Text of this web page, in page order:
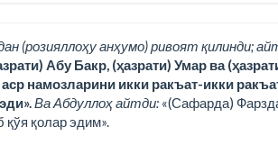
(розияллоҳу анҳумо) ривоят қилинди;
Абу Бакр, (ҳазрати) Умар ва
намозларини икки ракъат-икки
Ва Абдуллоҳ айтди: «(Сафарда)
қўя қолар эдим».